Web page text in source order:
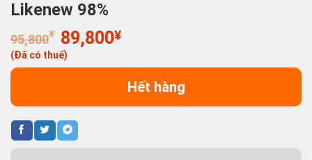
Likenew 98%
95,800¥
Giá
gốc
là:
89,800¥Giá
tại
là:
89,800¥.
(Đã có thuế)
Hết hàng